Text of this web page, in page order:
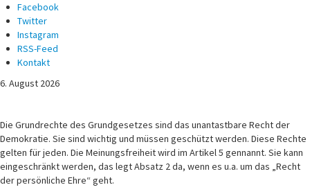
Facebook
Twitter
Instagram
RSS-Feed
Kontakt
6. August 2026
Michael Voß
Journalist und Christ
Die Grundrechte des Grundgesetzes sind das unantastbare Recht der
Demokratie. Sie sind wichtig und müssen geschützt werden. Diese Rechte
gelten für jeden. Die Meinungsfreiheit wird im Artikel 5 gennannt. Sie kann
eingeschränkt werden, das legt Absatz 2 da, wenn es u.a. um das „Recht
der persönliche Ehre“ geht.